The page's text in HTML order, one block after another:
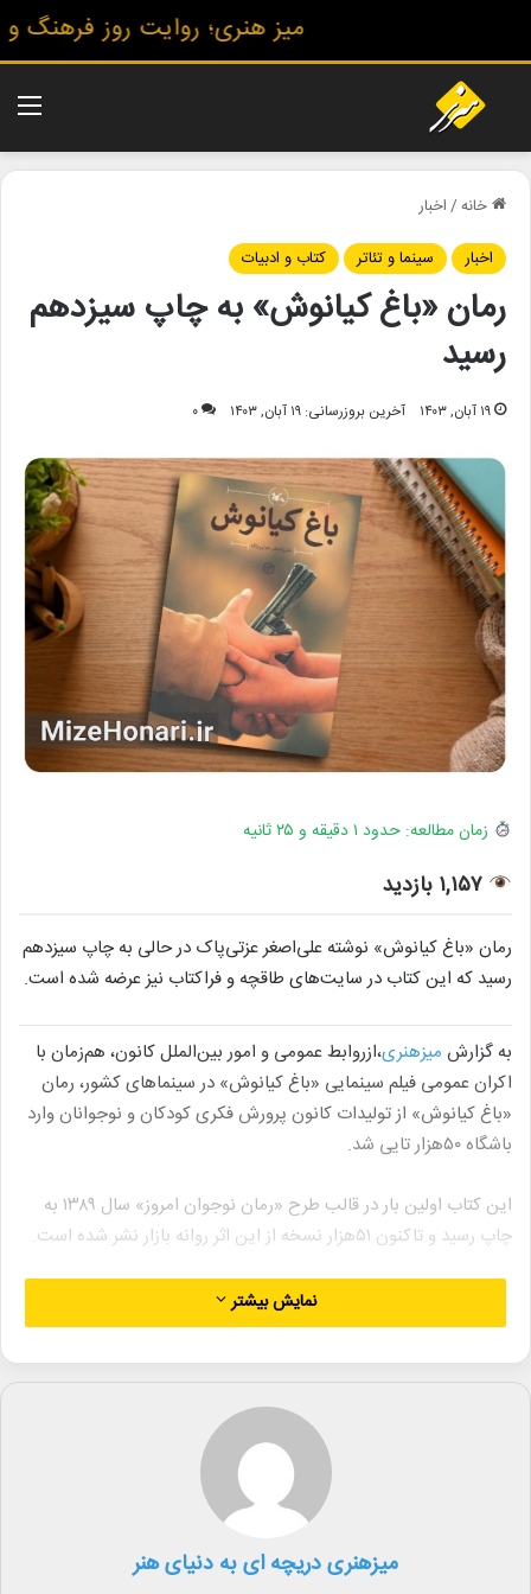
میز هنری؛ روایت روز فرهنگ و
خانه/اخبار
اخبار
سینما و تئاتر کتاب و ادبیات
رمان «باغ کیانوش» به چاپ سیزدهم
رسید
۱۹ آبان, ۱۴۰۳ آخرین بروزرسانی: ۱۹ آبان, ۱۴۰۳ ۰
زمان مطالعه: حدود ۱ دقیقه و ۲۵ ثانیه
۱,۱۵۷ بازدید
رمان «باغ کیانوش» نوشته‌ علی‌اصغر عزتی‌پاک در حالی به چاپ سیزدهم
رسید که این کتاب در سایت‌های طاقچه و فراکتاب نیز عرضه شده است.
به گزارش میزهنری،ازروابط عمومی و امور بین‌الملل کانون، هم‌زمان با
اکران عمومی فیلم سینمایی «باغ کیانوش» در سینماهای کشور، رمان
«باغ کیانوش» از تولیدات کانون پرورش فکری کودکان و نوجوانان وارد
باشگاه ۵۰هزار تایی شد.
این کتاب اولین بار در قالب طرح «رمان نوجوان امروز» سال ۱۳۸۹ به
چاپ رسید و تاکنون ۵۱هزار نسخه از این اثر روانه‌ بازار نشر شده است.
بر اساس این خبر، فیلم سینمایی «باغ کیانوش» با اقتباس از این کتاب،
از سوی کانون پرورش فکری کودکان و نوجوانان و باشگاه فیلم سوره
تولید شده است که اکران عمومی آن از روز ۹ آبان هم‌زمان با هفته
نوجوان در سینماهای سراسر کشور آغاز شده است.
این فیلم سینمایی به کارگردانی رضا کشاورزحداد و تهیه‌کنندگی
محمدجواد موحد، سه پروانه زرین بهترین فیلم، بهترین دستاورد فنی و
هنری و جایزه بخش نوجوان را از سی‌وششمین جشنواره بین‌المللی
هنری چهل‌ودومین جشنواره فیلم فجر از آن خود کرده است.
نمایش بیشتر
میزهنری دریچه ای به دنیای هنر